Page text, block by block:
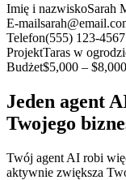
Imię i nazwiskoSarah
E-mail
Telefon(555) 123-4567
ProjektTaras w
Budżet$5,000 – $8,000
Jeden agent
Twojego
Twój agent AI robi
aktywnie zwiększa